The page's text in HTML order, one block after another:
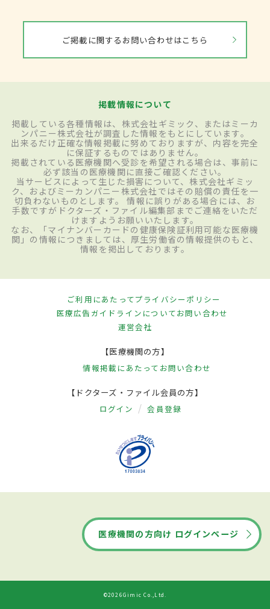
ご掲載に関するお問い合わせはこちら
掲載情報について
掲載している各種情報は、株式会社ギミック、またはミーカ
ンパニー株式会社が調査した情報をもとにしています。
出来るだけ正確な情報掲載に努めておりますが、内容を完全
に保証するものではありません。
掲載されている医療機関へ受診を希望される場合は、事前に
必ず該当の医療機関に直接ご確認ください。
当サービスによって生じた損害について、株式会社ギミッ
ク、およびミーカンパニー株式会社ではその賠償の責任を一
切負わないものとします。 情報に誤りがある場合には、お
手数ですがドクターズ・ファイル編集部までご連絡をいただ
けますようお願いいたします。
なお、「マイナンバーカードの健康保険証利用可能な医療機
関」の情報につきましては、厚生労働省の情報提供のもと、
情報を掲出しております。
ご利用にあたってプライバシーポリシー
医療広告ガイドラインについてお問い合わせ
運営会社
【医療機関の方】
情報掲載にあたって お問い合わせ
【ドクターズ・ファイル会員の方】
ログイン 会員登録
医療機関の方向け ログインページ
©2026Gimic Co.,Ltd.